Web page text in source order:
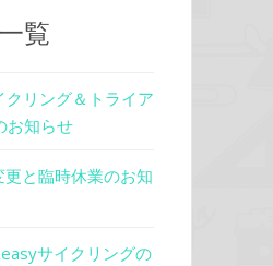
覧
リング＆トライア
お知らせ
と臨時休業のお知
サイクリングの